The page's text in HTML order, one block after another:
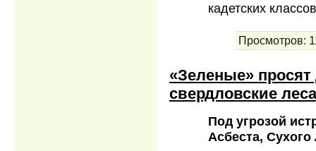
кадетских
Просмотров:
«Зеленые»
свердловские леса
Под угрозой
Асбеста,